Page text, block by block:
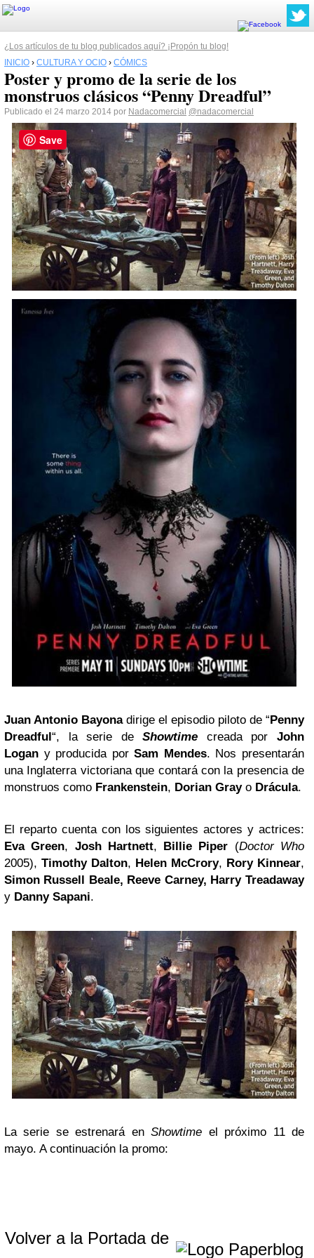
¿Los artículos de tu blog publicados aquí? ¡Propón tu blog!
INICIO › CULTURA Y OCIO › CÓMICS
Poster y promo de la serie de los
monstruos clásicos “Penny Dreadful”
Publicado el 24 marzo 2014 por Nadacomercial @nadacomercial
Juan Antonio Bayonadirige el episodio piloto de “Penny
Dreadful“, la serie deShowtime creada porJohn
Logan y producida porSam Mendes. Nos presentarán
una Inglaterra victoriana que contará con la presencia de
monstruos como Frankenstein, Dorian Grayo Drácula.
El reparto cuenta con los siguientes actores y actrices:
Eva Green, Josh Hartnett, Billie Piper (Doctor Who
2005), Timothy Dalton, Helen McCrory, Rory Kinnear,
Simon Russell Beale, Reeve Carney, Harry Treadaway
y Danny Sapani.
La serie se estrenará enShowtime el próximo 11 de
mayo. A continuación la promo:
Volver a la Portada de
Save